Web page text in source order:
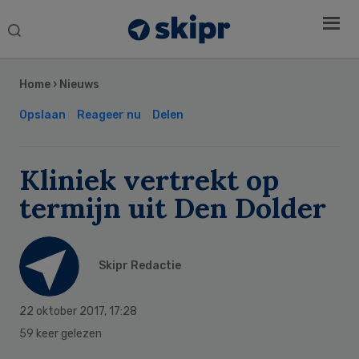
Search
Home › Nieuws
Opslaan Reageer nu Delen
Kliniek vertrekt op
termijn uit Den Dolder
Skipr Redactie
22 oktober 2017, 17:28
59 keer gelezen
Sidebar